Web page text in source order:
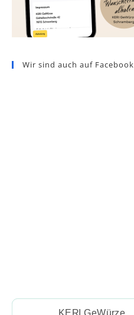
Wir sind auch auf Facebook
KERI GeWürze